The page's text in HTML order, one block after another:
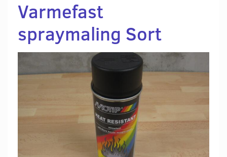
Varmefast
spraymaling Sort